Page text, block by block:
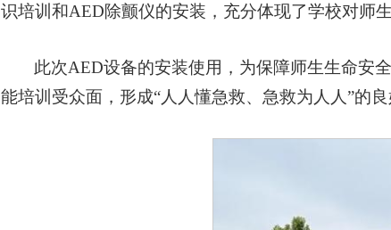
识培训和AED除颤仪的安装，充分体现了学校对师
此次AED设备的安装使用，为保障师生生命安
能培训受众面，形成“人人懂急救、急救为人人”的